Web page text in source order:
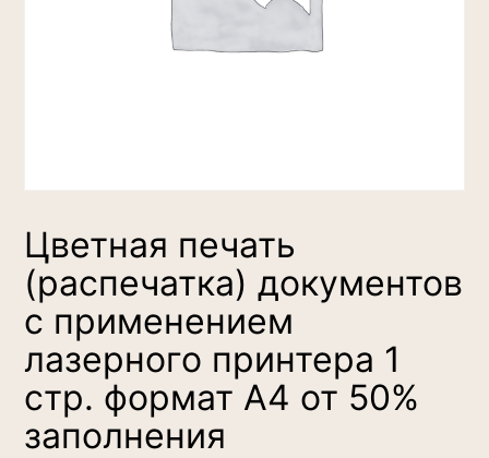
Цветная печать
(распечатка) документов
с применением
лазерного принтера 1
стр. формат А4 от 50%
заполнения